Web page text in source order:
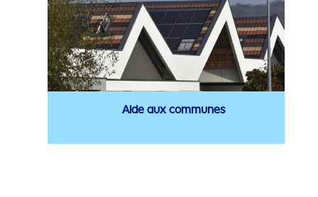
Aide aux communes